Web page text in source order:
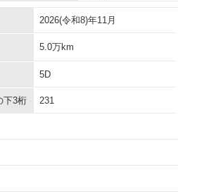
2026(令和8)年11月
5.0万km
5D
下3桁 231